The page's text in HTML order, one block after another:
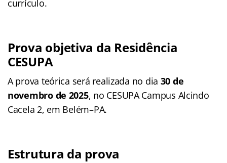
currículo.
Prova objetiva da Residência
CESUPA
A prova teórica será realizada no dia 30 de
novembro de 2025, no CESUPA Campus Alcindo
Cacela 2, em Belém–PA.
Estrutura da prova